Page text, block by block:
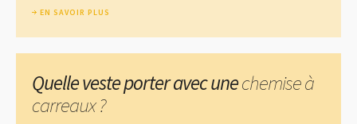
EN SAVOIR PLUS
Quelle veste porter avec unechemise à
carreaux ?